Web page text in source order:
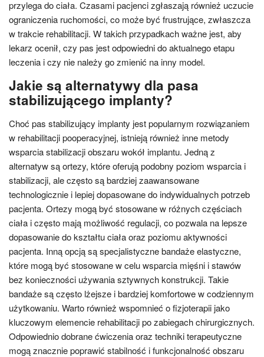
przylega do ciała. Czasami pacjenci zgłaszają również uczucie
ograniczenia ruchomości, co może być frustrujące, zwłaszcza
w trakcie rehabilitacji. W takich przypadkach ważne jest, aby
lekarz ocenił, czy pas jest odpowiedni do aktualnego etapu
leczenia i czy nie należy go zmienić na inny model.
Jakie są alternatywy dla pasa
stabilizującego implanty?
Choć pas stabilizujący implanty jest popularnym rozwiązaniem
w rehabilitacji pooperacyjnej, istnieją również inne metody
wsparcia stabilizacji obszaru wokół implantu. Jedną z
alternatyw są ortezy, które oferują podobny poziom wsparcia i
stabilizacji, ale często są bardziej zaawansowane
technologicznie i lepiej dopasowane do indywidualnych potrzeb
pacjenta. Ortezy mogą być stosowane w różnych częściach
ciała i często mają możliwość regulacji, co pozwala na lepsze
dopasowanie do kształtu ciała oraz poziomu aktywności
pacjenta. Inną opcją są specjalistyczne bandaże elastyczne,
które mogą być stosowane w celu wsparcia mięśni i stawów
bez konieczności używania sztywnych konstrukcji. Takie
bandaże są często lżejsze i bardziej komfortowe w codziennym
użytkowaniu. Warto również wspomnieć o fizjoterapii jako
kluczowym elemencie rehabilitacji po zabiegach chirurgicznych.
Odpowiednio dobrane ćwiczenia oraz techniki terapeutyczne
mogą znacznie poprawić stabilność i funkcjonalność obszaru